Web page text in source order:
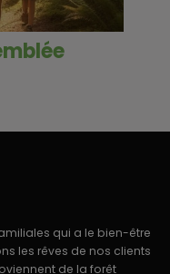
qui a le bien-être
les rêves de nos clients
de la forêt